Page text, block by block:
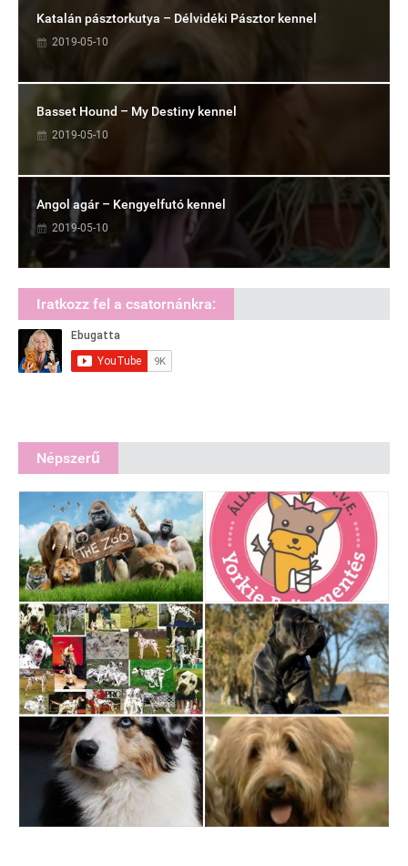
Katalán pásztorkutya – Délvidéki Pásztor kennel
2019-05-10
Basset Hound – My Destiny kennel
2019-05-10
Angol agár – Kengyelfutó kennel
2019-05-10
Iratkozz fel a csatornánkra:
Népszerű